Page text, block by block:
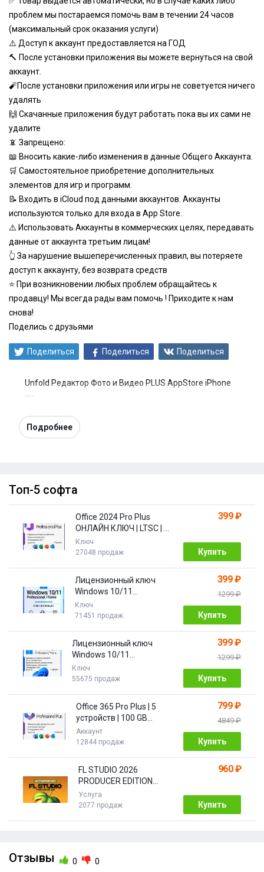
проблем мы постараемся помочь вам в течении 24 часов
(максимальный срок оказания услуги)
⚠️ Доступ к аккаунт предоставляется на ГОД
🔨 После установки приложения вы можете вернуться на свой
аккаунт.
🧨После установки приложения или игры не советуется ничего
удалять
🙌 Скачанные приложения будут работать пока вы их сами не
удалите
📵 Запрещено:
📖 Вносить какие-либо изменения в данные Общего Аккаунта.
🛒 Самостоятельное приобретение дополнительных
элементов для игр и программ.
📝 Входить в iCloud под данными аккаунтов. Аккаунты
используются только для входа в App Store.
⚠️ Использовать Аккаунты в коммерческих целях, передавать
данные от аккаунта третьим лицам!
👆 За нарушение вышеперечисленных правил, вы потеряете
доступ к аккаунту, без возврата средств
⭐️ При возникновении любых проблем обращайтесь к
продавцу! Мы всегда рады вам помочь ! Приходите к нам
снова!
Поделись с друзьями
Поделиться Поделиться Поделиться
Unfold Редактор Фото и Видео PLUS AppStore iPhone
ios
Подробнее
Топ-5 софта
Office 2024 Pro Plus
ОНЛАЙН КЛЮЧ | LTSC | +
ПОДАРОК
Ключ
27048 продаж
399 ₽
Купить
Лицензионный ключ
Windows 10/11
Pro/Home 32/64 bit
Ключ
71451 продаж
399 ₽
1299 ₽
Купить
Лицензионный ключ
Windows 10/11
PRO/HOME | с привязкой
Ключ
55675 продаж
399 ₽
1299 ₽
Купить
Office 365 Pro Plus | 5
устройств | 100 GB
Облако| 1 год
Аккаунт
12844 продаж
799 ₽
4849 ₽
Купить
FL STUDIO 2026
PRODUCER EDITION
[Бессрочная]
Услуга
2077 продаж
960 ₽
Купить
Отзывы 0 0